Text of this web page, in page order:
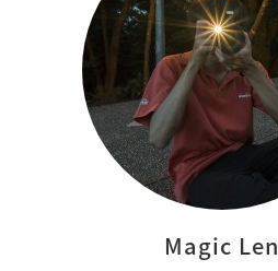
Magic Len